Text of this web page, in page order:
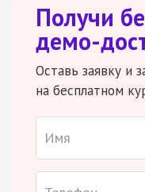
Получи
демо-
Оставь заявку и
на бесплатном